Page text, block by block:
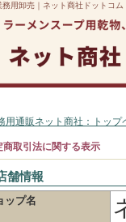
用卸売｜ネット商社ドットコム
ページ ご利用案内
用通販ネット商社：トップ
商取引法に関する表示
舗情報
ップ名